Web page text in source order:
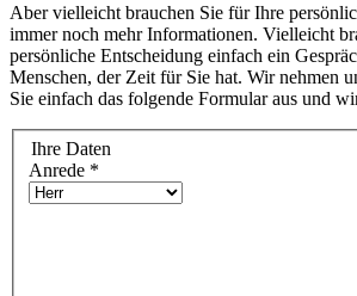
Aber vielleicht brauchen Sie für Ihre
immer noch mehr Informationen. Vielleicht
persönliche Entscheidung einfach ein
Menschen, der Zeit für Sie hat. Wir nehmen
Sie einfach das folgende Formular aus und
Ihre Daten
Anrede *